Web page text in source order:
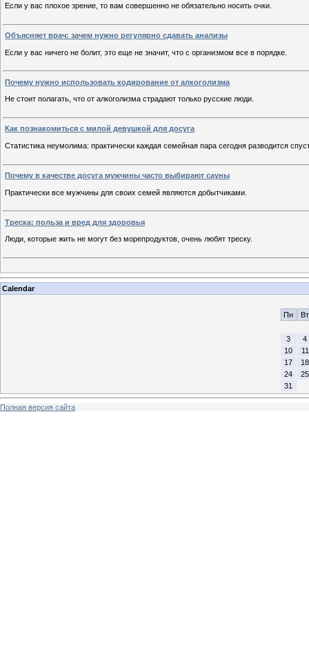
Если у вас плохое зрение, то вам совершенно не обязательно носить очки.
Объясняет врач: зачем нужно регулярно сдавать анализы
Если у вас ничего не болит, это еще не значит, что с организмом все в порядке.
Почему нужно использовать кодирование от алкоголизма
Не стоит полагать, что от алкоголизма страдают только русские люди.
Как познакомиться с милой девушкой для досуга
Статистика неумолима: практически каждая семейная пара сегодня разводится
Почему в качестве досуга мужчины часто выбирают сауны
Практически все мужчины для своих семей являются добытчиками.
Треска: польза и вред для здоровья
Люди, которые жить не могут без морепродуктов, очень любят треску.
Calendar
Пн
Вт
3
4
10
11
17
18
24
25
31
Полная версия сайта